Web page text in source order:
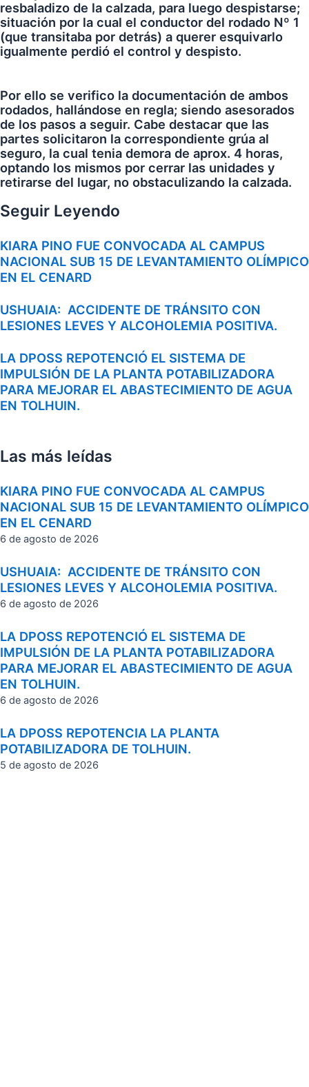
resbaladizo de la calzada, para luego despistarse;
situación por la cual el conductor del rodado Nº 1
(que transitaba por detrás) a querer esquivarlo
igualmente perdió el control y despisto.
Por ello se verifico la documentación de ambos
rodados, hallándose en regla; siendo asesorados
de los pasos a seguir. Cabe destacar que las
partes solicitaron la correspondiente grúa al
seguro, la cual tenia demora de aprox. 4 horas,
optando los mismos por cerrar las unidades y
retirarse del lugar, no obstaculizando la calzada.
Seguir Leyendo
KIARA PINO FUE CONVOCADA AL CAMPUS
NACIONAL SUB 15 DE LEVANTAMIENTO OLÍMPICO
EN EL CENARD
USHUAIA: ACCIDENTE DE TRÁNSITO CON
LESIONES LEVES Y ALCOHOLEMIA POSITIVA.
LA DPOSS REPOTENCIÓ EL SISTEMA DE
IMPULSIÓN DE LA PLANTA POTABILIZADORA
PARA MEJORAR EL ABASTECIMIENTO DE AGUA
EN TOLHUIN.
Las más leídas
KIARA PINO FUE CONVOCADA AL CAMPUS
NACIONAL SUB 15 DE LEVANTAMIENTO OLÍMPICO
EN EL CENARD
6 de agosto de 2026
USHUAIA: ACCIDENTE DE TRÁNSITO CON
LESIONES LEVES Y ALCOHOLEMIA POSITIVA.
6 de agosto de 2026
LA DPOSS REPOTENCIÓ EL SISTEMA DE
IMPULSIÓN DE LA PLANTA POTABILIZADORA
PARA MEJORAR EL ABASTECIMIENTO DE AGUA
EN TOLHUIN.
6 de agosto de 2026
LA DPOSS REPOTENCIA LA PLANTA
POTABILIZADORA DE TOLHUIN.
5 de agosto de 2026